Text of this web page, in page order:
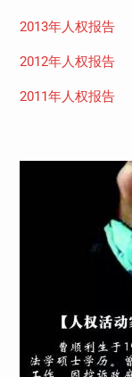
2013年人权报告
2012年人权报告
2011年人权报告